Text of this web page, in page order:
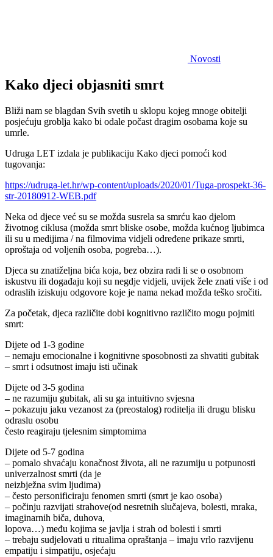
Novosti
Kako djeci objasniti smrt
Bliži nam se blagdan Svih svetih u sklopu kojeg mnoge obitelji
posjećuju groblja kako bi odale počast dragim osobama koje su
umrle.
Udruga LET izdala je publikaciju Kako djeci pomoći kod
tugovanja:
https://udruga-let.hr/wp-content/uploads/2020/01/Tuga-prospekt-36-
str-20180912-WEB.pdf
Neka od djece već su se možda susrela sa smrću kao djelom
životnog ciklusa (možda smrt bliske osobe, možda kućnog ljubimca
ili su u medijima / na filmovima vidjeli određene prikaze smrti,
oproštaja od voljenih osoba, pogreba…).
Djeca su znatiželjna bića koja, bez obzira radi li se o osobnom
iskustvu ili događaju koji su negdje vidjeli, uvijek žele znati više i od
odraslih iziskuju odgovore koje je nama nekad možda teško sročiti.
Za početak, djeca različite dobi kognitivno različito mogu pojmiti
smrt:
Dijete od 1-3 godine
– nemaju emocionalne i kognitivne sposobnosti za shvatiti gubitak
– smrt i odsutnost imaju isti učinak
Dijete od 3-5 godina
– ne razumiju gubitak, ali su ga intuitivno svjesna
– pokazuju jaku vezanost za (preostalog) roditelja ili drugu blisku
odraslu osobu
često reagiraju tjelesnim simptomima
Dijete od 5-7 godina
– pomalo shvaćaju konačnost života, ali ne razumiju u potpunosti
univerzalnost smrti (da je
neizbježna svim ljudima)
– često personificiraju fenomen smrti (smrt je kao osoba)
– počinju razvijati strahove(od nesretnih slučajeva, bolesti, mraka,
imaginarnih biča, duhova,
lopova…) među kojima se javlja i strah od bolesti i smrti
– trebaju sudjelovati u ritualima opraštanja – imaju vrlo razvijenu
empatiju i simpatiju, osjećaju